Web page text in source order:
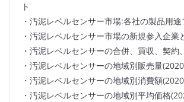
ト
・汚泥レベルセンサー市場:各社の製品用
・汚泥レベルセンサー市場の新規参入企業
・汚泥レベルセンサーの合併、買収、契約
・汚泥レベルセンサーの地域別販売量
・汚泥レベルセンサーの地域別消費額
・汚泥レベルセンサーの地域別平均価格